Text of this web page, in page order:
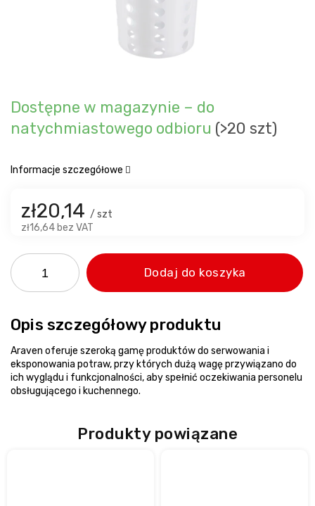
zł20,14 / szt
zł16,64 bez VAT
Dostępne w magazynie – do
natychmiastowego odbioru (>20 szt)
Dodaj do koszyka
Informacje szczegółowe
Produkty powiązane
Opis szczegółowy produktu
Araven oferuje szeroką gamę produktów do serwowania i
eksponowania potraw, przy których dużą wagę przywiązano do
ich wyglądu i funkcjonalności, aby spełnić oczekiwania personelu
obsługującego i kuchennego.